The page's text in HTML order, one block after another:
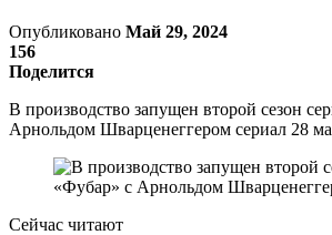
Опубликовано Май 29, 2024
156
Поделится
В производство запущен второй сезон
Арнольдом Шварценеггером сериал 28
Сейчас читают